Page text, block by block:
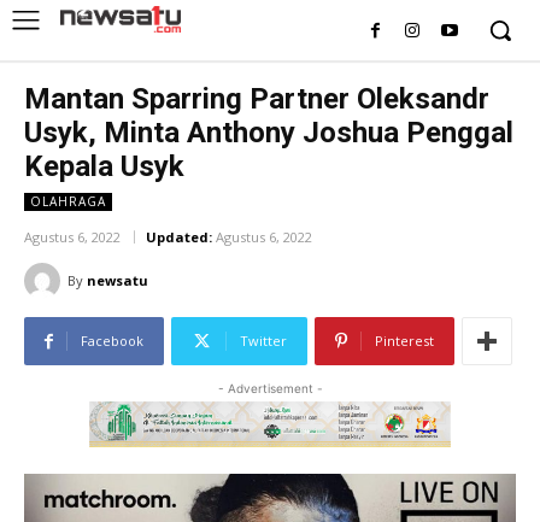
Mantan Sparring Partner Oleksandr
Usyk, Minta Anthony Joshua Penggal
Kepala Usyk
OLAHRAGA
Agustus 6, 2022 Updated: Agustus 6, 2022
By newsatu
Facebook Twitter Pinterest
- Advertisement -